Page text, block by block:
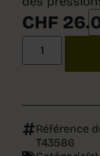
CHF
Référence
T43586